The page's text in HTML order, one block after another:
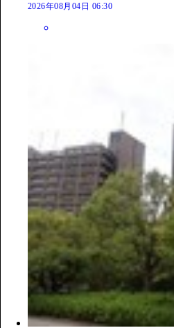
2026年08月04日 06:30